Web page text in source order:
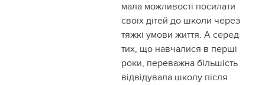
мала можливості посилати
своїх дітей до школи через
тяжкі умови життя. А серед
тих, що навчалися в перші
роки, переважна більшість
відвідувала школу після